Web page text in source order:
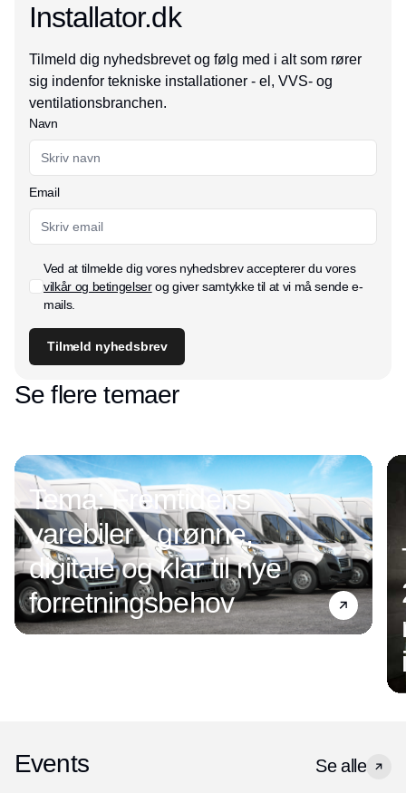
Installator.dk
Tilmeld dig nyhedsbrevet og følg med i alt som rører
sig indenfor tekniske installationer - el, VVS- og
ventilationsbranchen.
Navn
Email
Ved at tilmelde dig vores nyhedsbrev accepterer du vores
vilkår og betingelserog giver samtykke til at vi må sende e-
mails.
Tilmeld nyhedsbrev
Se flere temaer
Tema: Fremtidens
varebiler - grønne,
digitale og klar til nye
forretningsbehov
Events Se alle